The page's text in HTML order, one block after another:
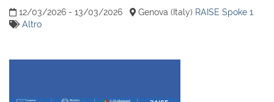
12/03/2026 - 13/03/2026 Genova (Italy) RAISE Spoke 1
Altro